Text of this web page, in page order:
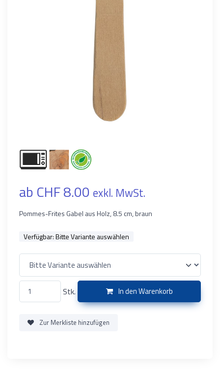
ab CHF 8.00 exkl. MwSt.
Pommes-Frites Gabel aus Holz, 8.5 cm, braun
Verfügbar:Bitte Variante auswählen
Stk. In den Warenkorb
Zur Merkliste hinzufügen